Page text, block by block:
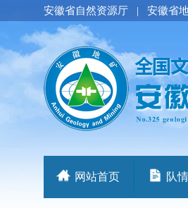
安徽省自然资源厅 | 安徽省
网站首页 队